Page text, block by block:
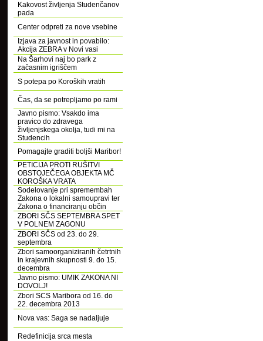
Kakovost življenja Studenčanov
pada
Center odpreti za nove vsebine
Izjava za javnost in povabilo:
Akcija ZEBRA v Novi vasi
Na Šarhovi naj bo park z
začasnim igriščem
S potepa po Koroških vratih
Čas, da se potrepljamo po rami
Javno pismo: Vsakdo ima
pravico do zdravega
življenjskega okolja, tudi mi na
Studencih
Pomagajte graditi boljši Maribor!
PETICIJA PROTI RUŠITVI
OBSTOJEČEGA OBJEKTA MČ
KOROŠKA VRATA
Sodelovanje pri spremembah
Zakona o lokalni samoupravi ter
Zakona o financiranju občin
ZBORI SČS SEPTEMBRA SPET
V POLNEM ZAGONU
ZBORI SČS od 23. do 29.
septembra
Zbori samoorganiziranih četrtnih
in krajevnih skupnosti 9. do 15.
decembra
Javno pismo: UMIK ZAKONA NI
DOVOLJ!
Zbori SCS Maribora od 16. do
22. decembra 2013
Nova vas: Saga se nadaljuje
Redefinicija srca mesta